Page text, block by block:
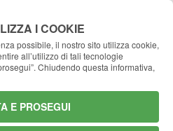
Movimentazione bobine in pvc
bobine in pvc
Cliente:azienda alimentare
I COOKIE
possibile, il nostro sito utilizza cookie,
all’utilizzo di tali tecnologie
Chiudendo questa informativa,
E PROSEGUI